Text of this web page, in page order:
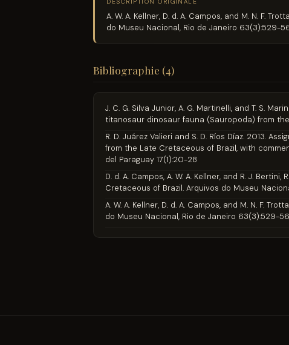
A. W. A. Kellner, D. d. A. Campos, and M. N. F.
do Museu Nacional, Rio de Janeiro 63(3):529-
Bibliographie (4)
J. C. G. Silva Junior, A. G. Martinelli, and T. S.
titanosaur dinosaur fauna (Sauropoda) from
R. D. Juárez Valieri and S. D. Ríos Díaz. 2013.
from the Late Cretaceous of Brazil, with
del Paraguay 17(1):20-28
D. d. A. Campos, A. W. A. Kellner, and R. J.
Cretaceous of Brazil. Arquivos do Museu
A. W. A. Kellner, D. d. A. Campos, and M. N. F.
do Museu Nacional, Rio de Janeiro 63(3):529-